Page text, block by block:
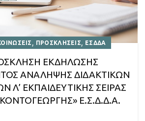
, ΠΡΟΣΚΛΗΣΕΙΣ, ΕΣΔΔΑ
ΕΚΔΗΛΩΣΗΣ
ΑΝΑΛΗΨΗΣ ΔΙΔΑΚΤΙΚΩΝ
Λ’ ΕΚΠΑΙΔΕΥΤΙΚΗΣ ΣΕΙΡΑΣ
Ε.Σ.Δ.Δ.Α.